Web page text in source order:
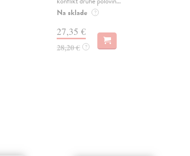
Na sklade ?
27,35 €
28,20 € ?